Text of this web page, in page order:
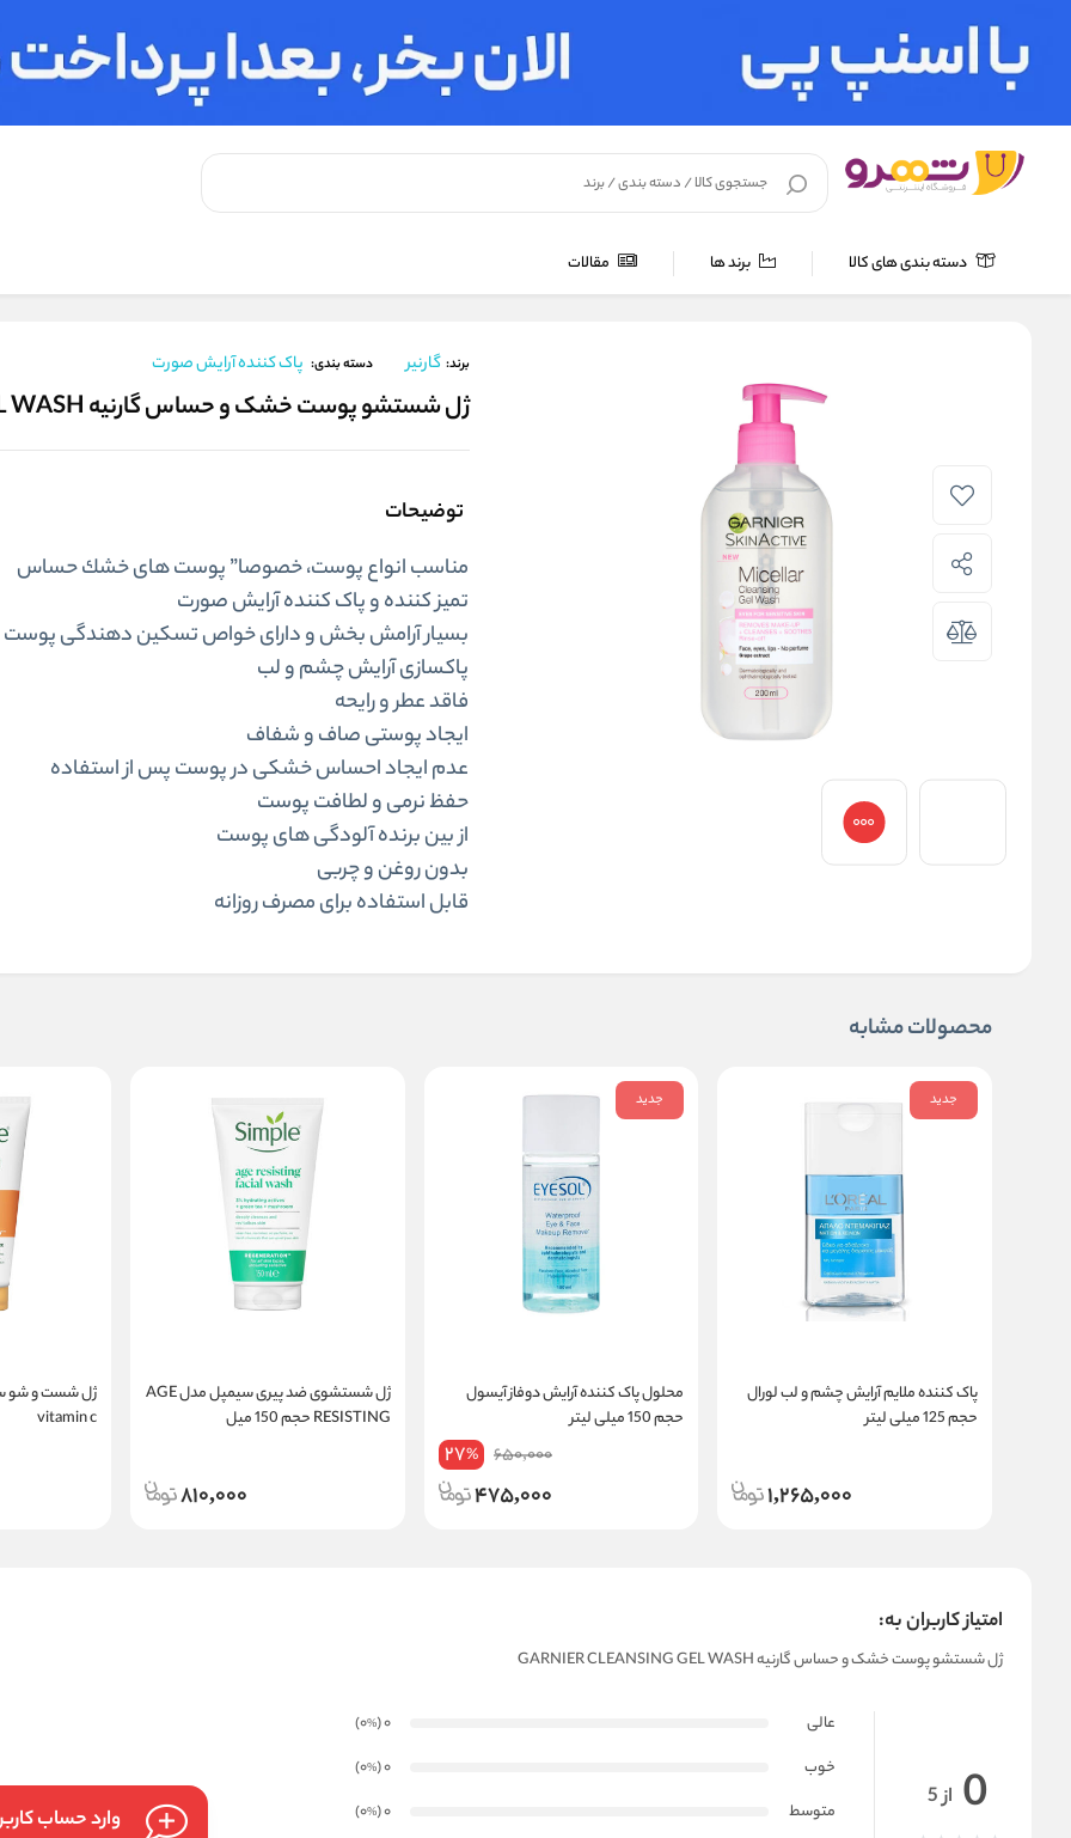
دسته بندی های کالا برند ها مقالات
لوازم آرایشی لوازم آرایش صورت پاک کننده آرایش صورت
برند: گارنیر دسته بندی: پاک کننده آرایش صورت
ژل شستشو پوست خشک و حساس گارنیه GARNIER CLEANSING GEL WASH
توضیحات
مناسب انواع پوست، خصوصا” پوست های خشك حساس
تمیز کننده و پاک کننده آرایش صورت
بسیار آرامش بخش و دارای خواص تسکین دهندگی پوست
پاکسازی آرایش چشم و لب
فاقد عطر و رایحه
ایجاد پوستی صاف و شفاف
عدم ایجاد احساس خشکی در پوست پس از استفاده
حفظ نرمی و لطافت پوست
از بین برنده آلودگی های پوست
بدون روغن و چربی
قابل استفاده برای مصرف روزانه
محصولات مشابه
جدید
پاک کننده ملایم آرایش چشم و لب لورال
حجم 125 میلی لیتر
1,265,000
جدید
محلول پاک کننده آرایش دوفاز آیسول
حجم 150 میلی لیتر
650,000
27%
475,000
ژل شستشوی ضد پیری سیمپل مدل AGE
RESISTING حجم 150 میل
810,000
vitamin c
امتیاز کاربران به:
ژل شستشو پوست خشک و حساس گارنیه GARNIER CLEANSING GEL WASH
0 از 5
عالی 0
(0
%
)
خوب
0
(0
%
)
متوسط
0
(0
%
)
وارد حساب